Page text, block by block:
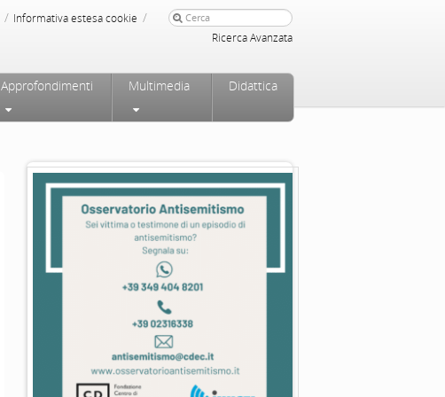
/ Informativa estesa cookie /
Ricerca Avanzata
Approfondimenti Multimedia Didattica